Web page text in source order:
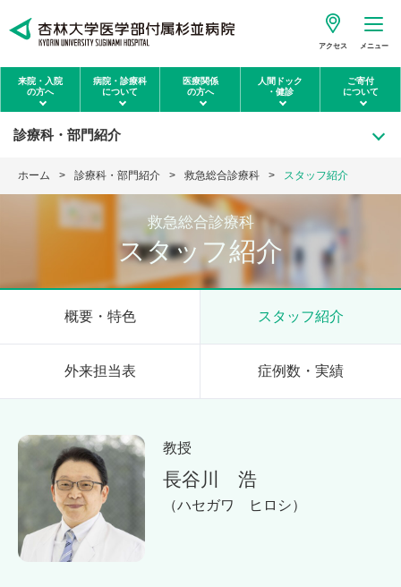
アクセス メニュー
来院・入院
の方へ
病院・診療科
について
医療関係
の方へ
人間ドック
・健診
ご寄付
について
診療科・部門紹介
ホーム 診療科・部門紹介 救急総合診療科 スタッフ紹介
救急総合診療科
スタッフ紹介
概要・特色 スタッフ紹介
外来担当表 症例数・実績
教授
長谷川 浩
（ハセガワ ヒロシ）